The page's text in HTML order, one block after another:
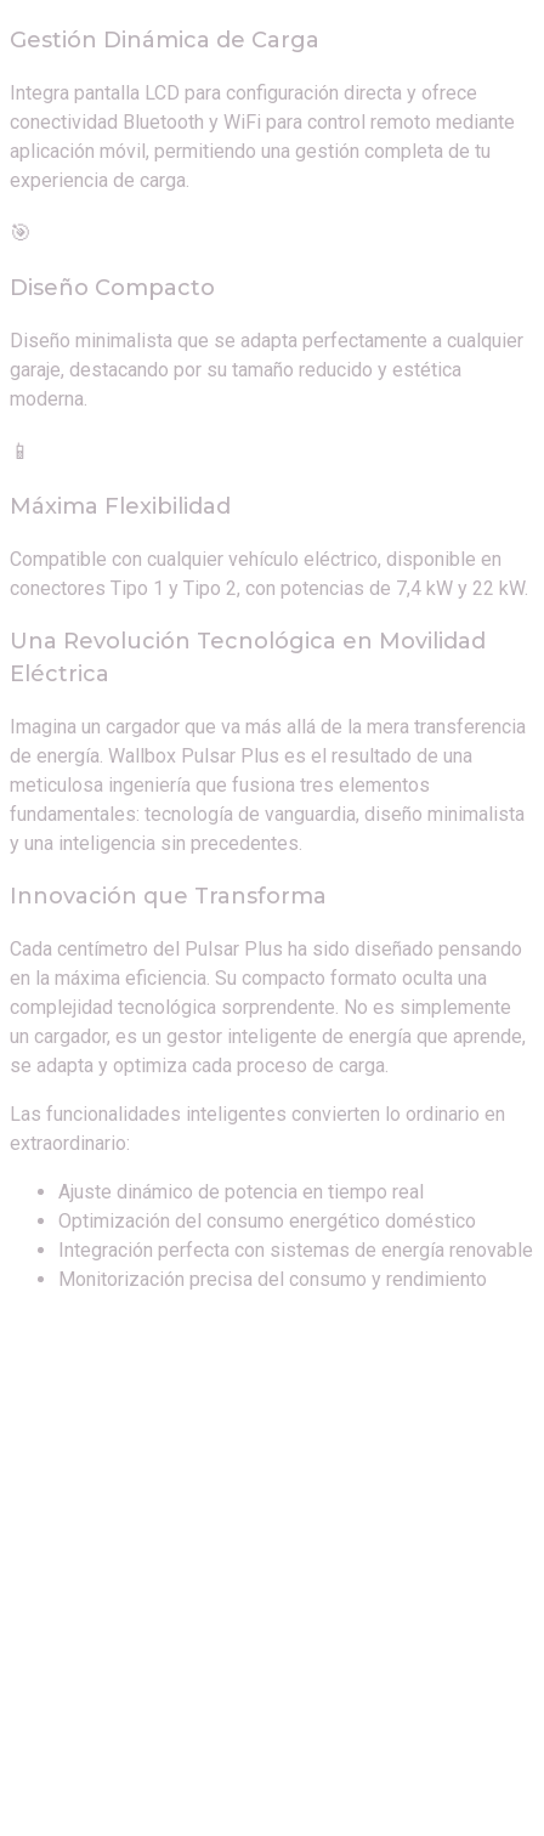
Gestión Dinámica de Carga
Integra pantalla LCD para configuración directa y ofrece
conectividad Bluetooth y WiFi para control remoto mediante
aplicación móvil, permitiendo una gestión completa de tu
experiencia de carga.
🎯
Diseño Compacto
Diseño minimalista que se adapta perfectamente a cualquier
garaje, destacando por su tamaño reducido y estética
moderna.
📱
Máxima Flexibilidad
Compatible con cualquier vehículo eléctrico, disponible en
conectores Tipo 1 y Tipo 2, con potencias de 7,4 kW y 22 kW.
Una Revolución Tecnológica en Movilidad
Eléctrica
Imagina un cargador que va más allá de la mera transferencia
de energía. Wallbox Pulsar Plus es el resultado de una
meticulosa ingeniería que fusiona tres elementos
fundamentales: tecnología de vanguardia, diseño minimalista
y una inteligencia sin precedentes.
Innovación que Transforma
Cada centímetro del Pulsar Plus ha sido diseñado pensando
en la máxima eficiencia. Su compacto formato oculta una
complejidad tecnológica sorprendente. No es simplemente
un cargador, es un gestor inteligente de energía que aprende,
se adapta y optimiza cada proceso de carga.
Las funcionalidades inteligentes convierten lo ordinario en
extraordinario:
Ajuste dinámico de potencia en tiempo real
Optimización del consumo energético doméstico
Integración perfecta con sistemas de energía renovable
Monitorización precisa del consumo y rendimiento